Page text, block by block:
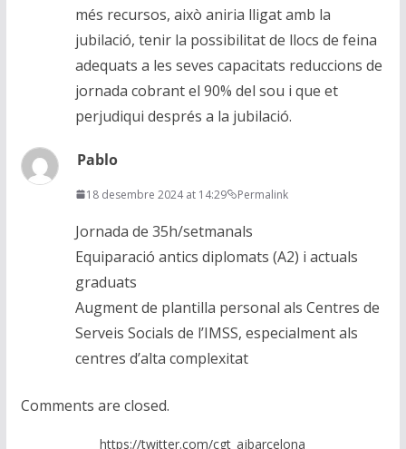
més recursos, això aniria lligat amb la
jubilació, tenir la possibilitat de llocs de feina
adequats a les seves capacitats reduccions de
jornada cobrant el 90% del sou i que et
perjudiqui després a la jubilació.
Pablo
18 desembre 2024 at 14:29 Permalink
Jornada de 35h/setmanals
Equiparació antics diplomats (A2) i actuals
graduats
Augment de plantilla personal als Centres de
Serveis Socials de l’IMSS, especialment als
centres d’alta complexitat
Comments are closed.
https://twitter.com/cgt_ajbarcelona